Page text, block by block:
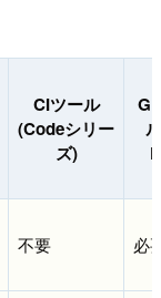
CIツール
(Codeシリー
ズ)
不要 必